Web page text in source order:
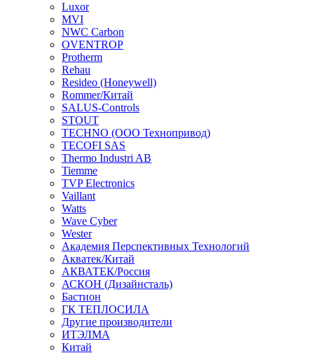
Luxor
MVI
NWC Carbon
OVENTROP
Protherm
Rehau
Resideo (Honeywell)
Rommer/Китай
SALUS-Controls
STOUT
TECHNO (ООО Технопривод)
TECOFI SAS
Thermo Industri AB
Tiemme
TVP Electronics
Vaillant
Watts
Wave Cyber
Wester
Академия Перспективных Технологий
Акватек/Китай
АКВАТЕК/Россия
АСКОН (Дизайнсталь)
Бастион
ГК ТЕПЛОСИЛА
Другие производители
ИТЭЛМА
Китай